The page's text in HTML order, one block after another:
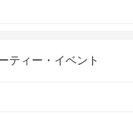
ティー・イベント